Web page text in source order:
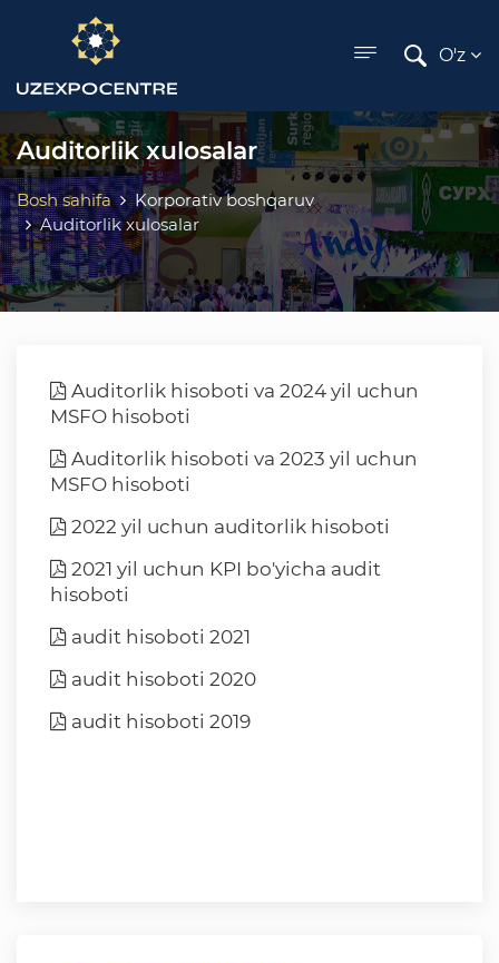
menu
O'z
Auditorlik xulosalar
Bosh sahifa
Korporativ boshqaruv
Auditorlik xulosalar
Auditorlik hisoboti va 2024 yil uchun
MSFO hisoboti
Auditorlik hisoboti va 2023 yil uchun
MSFO hisoboti
2022 yil uchun auditorlik hisoboti
2021 yil uchun KPI bo'yicha audit
hisoboti
audit hisoboti 2021
audit hisoboti 2020
аudit hisoboti 2019